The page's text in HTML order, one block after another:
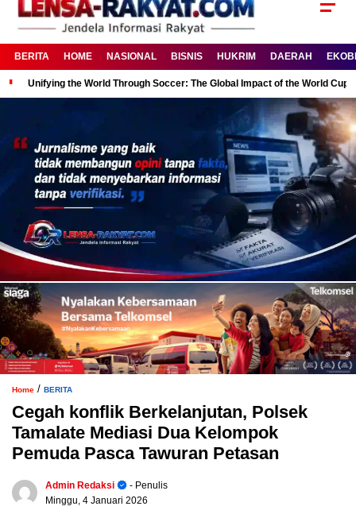
BERITA HOME NASIONAL BISNIS HUKRIM DAERAH
Unifying the World Through Soccer: The Global Impact of the World Cup
Home / BERITA
Cegah konflik Berkelanjutan, Polsek
Tamalate Mediasi Dua Kelompok
Pemuda Pasca Tawuran Petasan
Admin Redaksi
- Penulis
Minggu, 4 Januari 2026